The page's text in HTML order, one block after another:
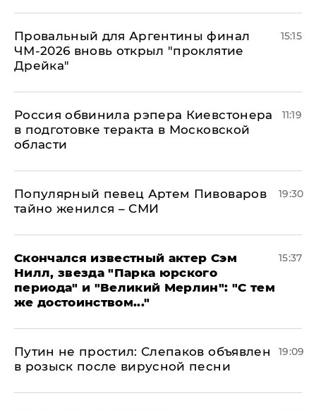
Провальный для Аргентины финал
ЧМ-2026 вновь открыл "проклятие
Дрейка"
15:15
Россия обвинила рэпера Киевстонера
в подготовке теракта в Московской
области
11:19
Популярный певец Артем Пивоваров
тайно женился – СМИ
19:30
Скончался известный актер Сэм
Нилл, звезда "Парка юрского
периода" и "Великий Мерлин": "С тем
же достоинством..."
15:37
Путин не простил: Слепаков объявлен
в розыск после вирусной песни
19:09